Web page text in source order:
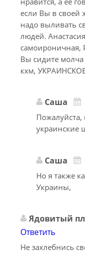
если Вы в своей
надо выливать
людей.
самоироничная,
Вы сидите
кхм,
Саша
Пожалуйста,
украинские
Саша
Но я также
Украины,
Ядовитый
Ответить
Не захлебнись